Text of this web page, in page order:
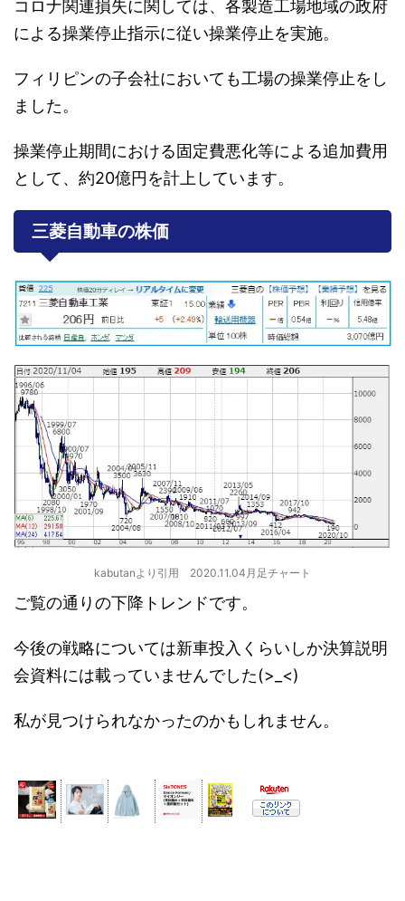
コロナ関連損失に関しては、各製造工場地域の政府
による操業停止指示に従い操業停止を実施。
フィリピンの子会社においても工場の操業停止をし
ました。
操業停止期間における固定費悪化等による追加費用
として、約20億円を計上しています。
三菱自動車の株価
kabutanより引用 2020.11.04月足チャート
ご覧の通りの下降トレンドです。
今後の戦略については新車投入くらいしか決算説明
会資料には載っていませんでした(>_<)
私が見つけられなかったのかもしれません。